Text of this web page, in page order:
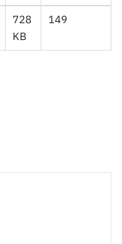
728
KB
149